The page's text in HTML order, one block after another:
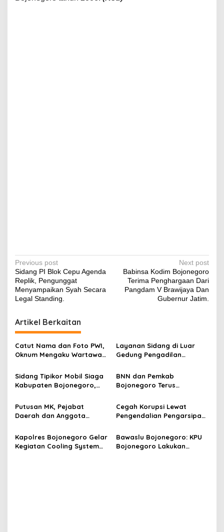
P
o
s
t
n
a
v
i
g
a
t
i
o
n
Previous post
Sidang PI Blok Cepu Agenda
Replik, Pengunggat
Menyampaikan Syah Secara
Legal Standing.
Next post
Babinsa Kodim Bojonegoro
Terima Penghargaan Dari
Pangdam V Brawijaya Dan
Gubernur Jatim.
Artikel Berkaitan
Catut Nama dan Foto PWI,
Oknum Mengaku Wartawan
Layanan Sidang di Luar
Gedung Pengadilan
Launching, Cepat dan
Ramah
Sidang Tipikor Mobil Siaga
Kabupaten Bojonegoro,
BNN dan Pemkab
Bojonegoro Terus
Masyarakat dari Bahaya
Narkoba.
Putusan MK, Pejabat
Daerah dan Anggota
Sanksi Pidana Jika Terbukti
Tidak Netral dalam Pilkada
Cegah Korupsi Lewat
Pengendalian Pengarsipan
Benar
Kapolres Bojonegoro Gelar
Kegiatan Cooling System
Bawaslu Bojonegoro: KPU
Bojonegoro Lakukan